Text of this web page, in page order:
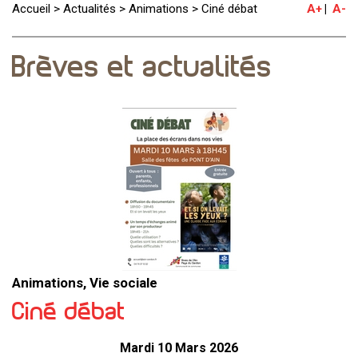
Accueil > Actualités > Animations > Ciné débat A+ A-
Brèves et actualités
Animations, Vie sociale
Ciné débat
Mardi 10 Mars 2026